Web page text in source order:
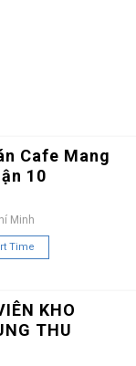
Cafe Mang
10
Minh
Time
KHO
THU